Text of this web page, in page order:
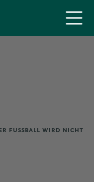
FUSSBALL WIRD NICHT N